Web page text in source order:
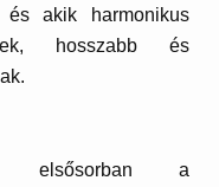
és akik harmonikus
hosszabb és
elsősorban a